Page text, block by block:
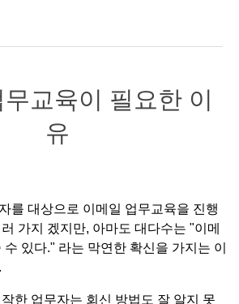
교육이 필요한 이
유
를 대상으로 이메일 업무교육을 진행
가지 겠지만, 아마도 대다수는 "이메
있다." 라는 막연한 확신을 가지는 이
한 업무자는 회신 방법도 잘 알지 못